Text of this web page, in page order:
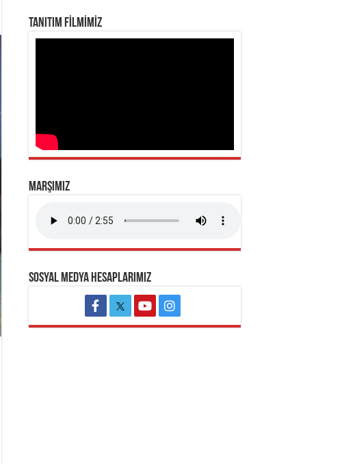
TANITIM FİLMİMİZ
MARŞIMIZ
SOSYAL MEDYA HESAPLARIMIZ